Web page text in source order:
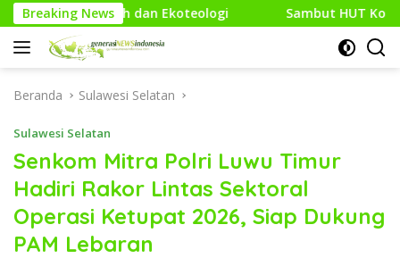
Langsung
ke
konten
Breaking News
Ekoteologi Sambut HUT Kodam XXI/Raden Intan,
Beranda Sulawesi Selatan
Sulawesi Selatan
Senkom Mitra Polri Luwu Timur
Hadiri Rakor Lintas Sektoral
Operasi Ketupat 2026, Siap Dukung
PAM Lebaran